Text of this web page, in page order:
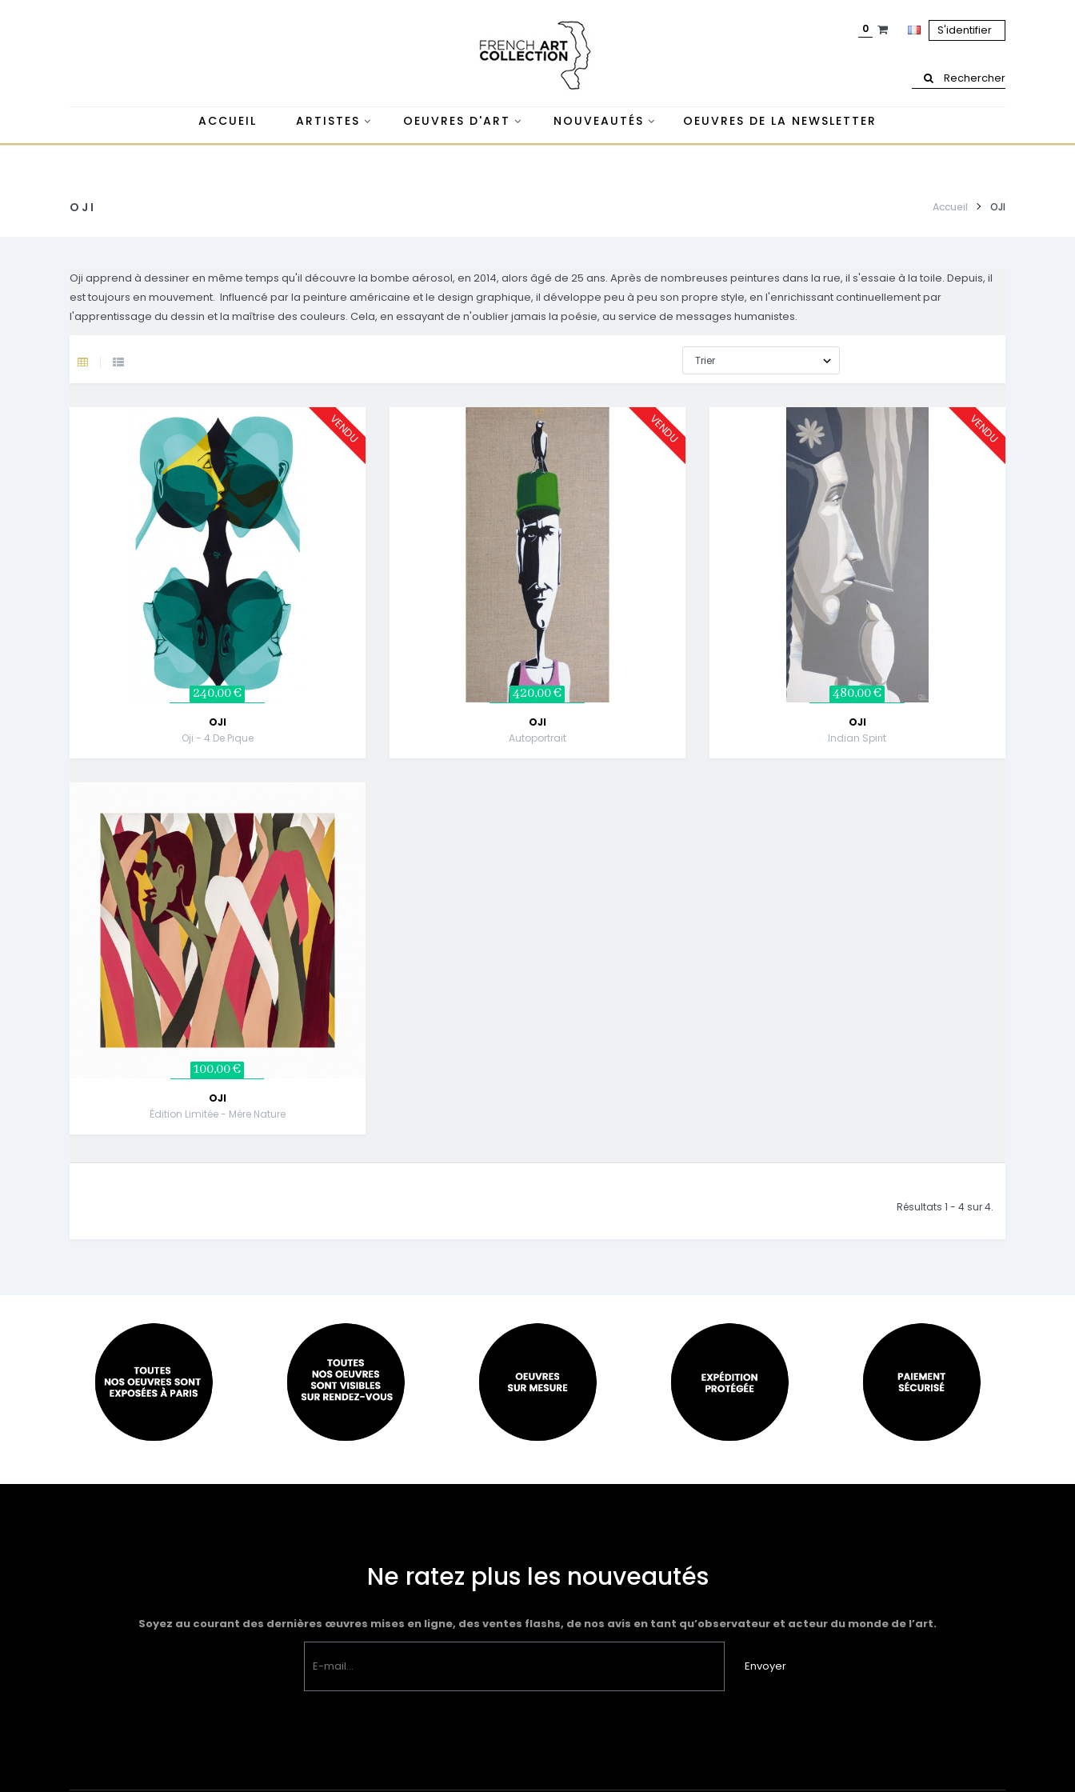
S'identifier
0
Rechercher
ACCUEIL ARTISTES OEUVRES D'ART NOUVEAUTÉS OEUVRES DE LA NEWSLETTER
OJI Accueil OJI
Oji apprend à dessiner en même temps qu'il découvre la bombe aérosol, en 2014, alors âgé de 25 ans. Après de nombreuses peintures dans la rue, il s'essaie à la toile.​ Depuis, il
est toujours en mouvement. Influencé par la peinture américaine et le design graphique, il développe peu à peu son propre style, en l'enrichissant continuellement par
l'apprentissage du dessin et la maîtrise des couleurs. Cela, en essayant de n'oublier jamais la poésie, au service de messages humanistes.
VENDU
240,00 €
OJI
Oji - 4 De Pique
VENDU
420,00 €
OJI
Autoportrait
VENDU
480,00 €
OJI
Indian Spirit
100,00 €
OJI
Édition Limitée - Mère Nature
Résultats 1 - 4 sur 4.
Ne ratez plus les nouveautés
Soyez au courant des dernières œuvres mises en ligne, des ventes flashs, de nos avis en tant qu’observateur et acteur du monde de l’art.
Envoyer